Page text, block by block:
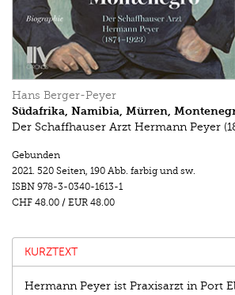
Hans Berger-Peyer
Südafrika, Namibia, Mürren,
Der Schaffhauser Arzt Hermann Peyer
Gebunden
2021. 520 Seiten, 190 Abb. farbig und sw.
ISBN 978-3-0340-1613-1
CHF 48.00 / EUR 48.00
KURZTEXT
Hermann Peyer ist Praxisarzt in Port